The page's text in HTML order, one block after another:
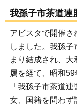
我孫子市茶道連
アビスタで開催さ
しました。我孫
まり結成され、
属を経て、昭和
「我孫子市茶道
女、国籍を問わず